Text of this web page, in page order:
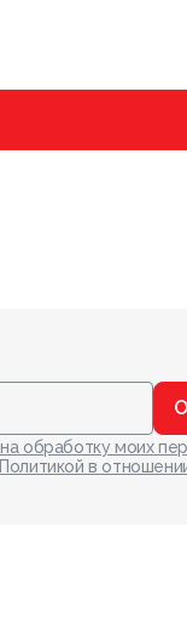
обработку моих
Политикой в